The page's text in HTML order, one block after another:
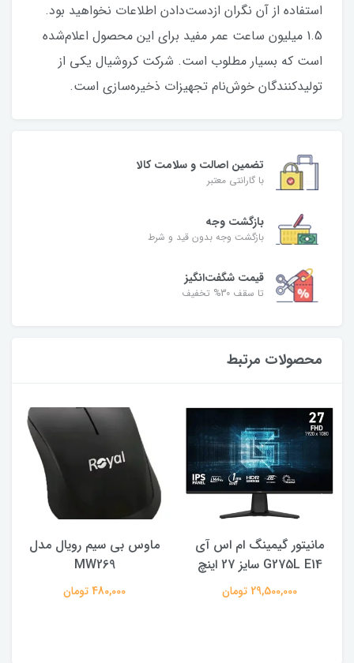
استفاده از آن نگران ازدست‌دادن اطلاعات نخواهید بود.
1.5 میلیون ساعت عمر مفید برای این محصول اعلام‌شده
است که بسیار مطلوب است. شرکت کروشیال یکی از
تولیدکنندگان خوش‌نام تجهیزات ذخیره‌سازی است.
تضمین اصالت و سلامت کالا
با گارانتی معتبر
بازگشت وجه
بازگشت وجه بدون قید و شرط
قیمت شگفت‌انگیز
تا سقف 30% تخفیف
محصولات مرتبط
مانیتور گیمینگ ام اس آی
G275L E14 سایز 27 اینچ
29,500,000 تومان
ماوس بی سیم رویال مدل
MW269
480,000 تومان